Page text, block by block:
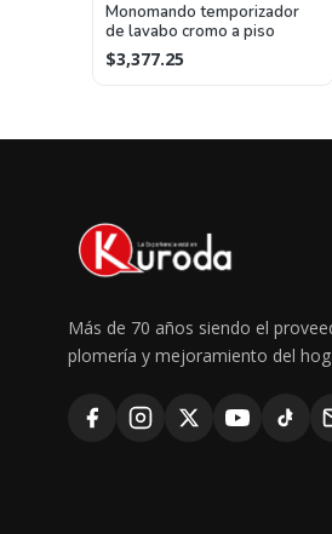
Monomando temporizador
de lavabo cromo a piso
$3,377.25
Más de 70 años siendo el
plomería y mejoramiento del